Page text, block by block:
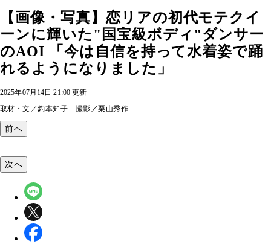
【画像・写真】恋リアの初代モテクイ
ーンに輝いた"国宝級ボディ"ダンサー
のAOI 「今は自信を持って水着姿で踊
れるようになりました」
2025年07月14日 21:00 更新
取材・文／釣本知子 撮影／栗山秀作
前へ
次へ